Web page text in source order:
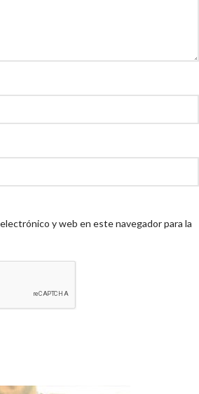
y web en este navegador para la